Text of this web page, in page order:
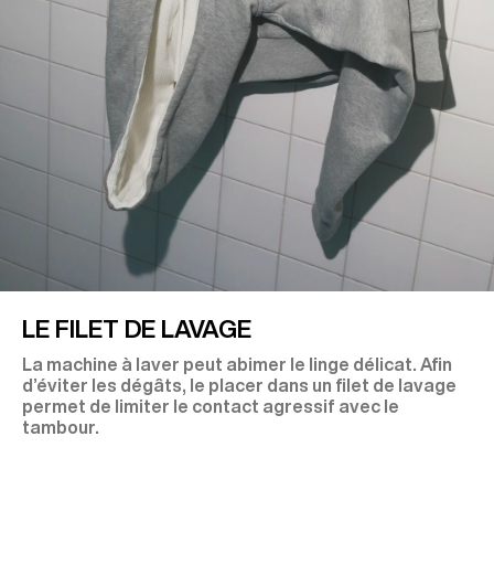
LE FILET DE LAVAGE
La machine à laver peut abimer le linge délicat. Afin
d’éviter les dégâts, le placer dans un filet de lavage
permet de limiter le contact agressif avec le
tambour.